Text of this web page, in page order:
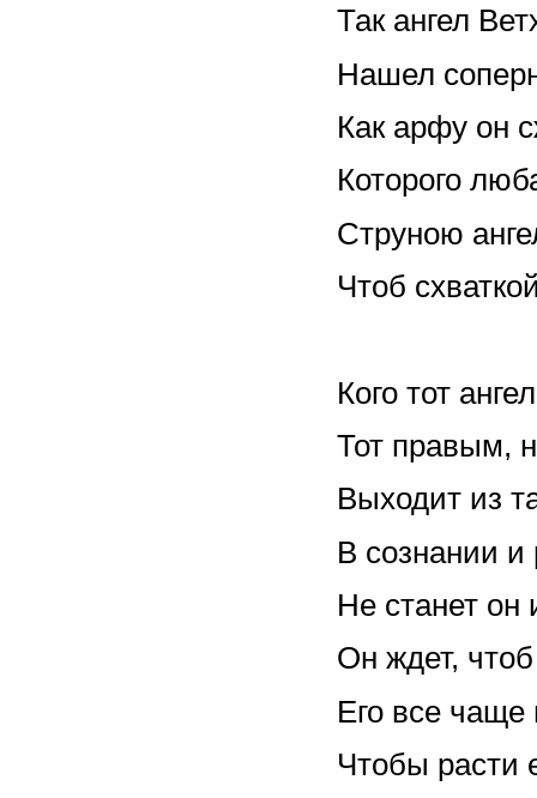
Так ангел
Нашел
Как арфу он
Которого
Струною
Чтоб
Кого тот
Тот правым,
Выходит из
В сознании и
Не станет он
Он ждет,
Его все
Чтобы расти